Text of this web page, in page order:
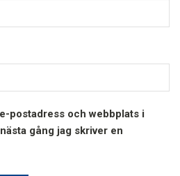
postadress och webbplats i
gång jag skriver en